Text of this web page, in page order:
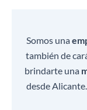
Somos una
también de
brindarte una
desde